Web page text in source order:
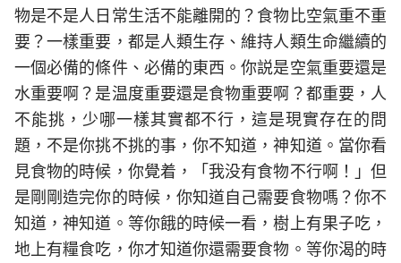
物是不是人日常生活不能離開的？食物比空氣重不重
要？一樣重要，都是人類生存、維持人類生命繼續的
一個必備的條件、必備的東西。你説是空氣重要還是
水重要啊？是温度重要還是食物重要啊？都重要，人
不能挑，少哪一樣其實都不行，這是現實存在的問
題，不是你挑不挑的事，你不知道，神知道。當你看
見食物的時候，你覺着，「我没有食物不行啊！」但
是剛剛造完你的時候，你知道自己需要食物嗎？你不
知道，神知道。等你餓的時候一看，樹上有果子吃，
地上有糧食吃，你才知道你還需要食物。等你渴的時